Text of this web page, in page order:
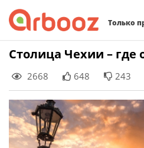
Только
Skip
content
Cтолица Чехии – где
2668 648 243
Найти: